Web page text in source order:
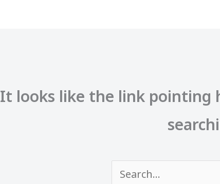
It looks like the link pointing
Search